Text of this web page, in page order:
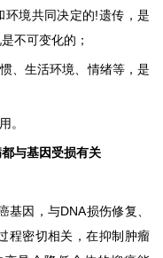
境共同决定的!遗传，是
不可变化的；
生活环境、情绪等，是
。
与基因受损有关
因，与DNA损伤修复、
程密切相关，在抑制肿瘤